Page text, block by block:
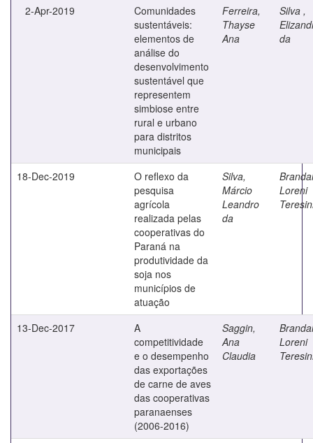
2-Apr-2019
Comunidades
sustentáveis:
elementos de
análise do
desenvolvimento
sustentável que
representem
simbiose entre
rural e urbano
para distritos
municipais
Ferreira,
Thayse
Ana
Silva ,
da
18-Dec-2019
O reflexo da
pesquisa
agrícola
realizada pelas
cooperativas do
Paraná na
produtividade da
soja nos
municípios de
atuação
Silva,
Márcio
Leandro
da
Loreni
13-Dec-2017
A
competitividade
e o desempenho
das exportações
de carne de aves
das cooperativas
paranaenses
(2006-2016)
Saggin,
Ana
Claudia
Loreni